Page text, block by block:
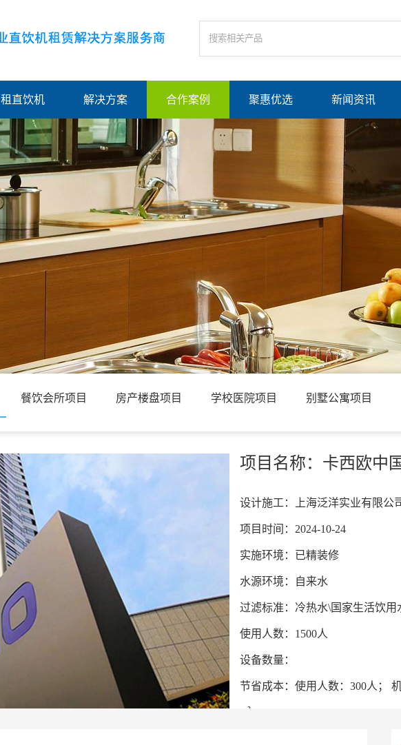
租直饮机 解决方案 合作案例 聚惠优选 新闻资讯
餐饮会所项目 房产楼盘项目 学校医院项目 别墅公寓项目
项目名称：卡西欧中
设计施工：上海泛洋实业有限公
项目时间：2024-10-24
实施环境：已精装修
水源环境：自来水
过滤标准：冷热水\国家生活饮用
使用人数：1500人
设备数量：
节省成本：使用人数：300人；
㎡；